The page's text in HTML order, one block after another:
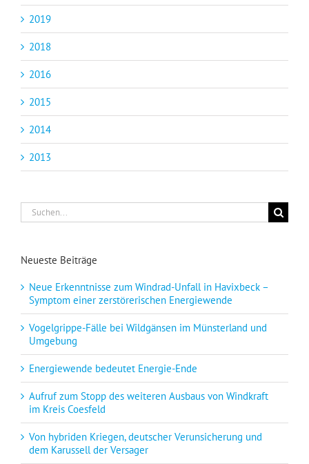
2019
2018
2016
2015
2014
2013
Suche
nach:
Neueste Beiträge
Neue Erkenntnisse zum Windrad-Unfall in Havixbeck –
Symptom einer zerstörerischen Energiewende
Vogelgrippe-Fälle bei Wildgänsen im Münsterland und
Umgebung
Energiewende bedeutet Energie-Ende
Aufruf zum Stopp des weiteren Ausbaus von Windkraft
im Kreis Coesfeld
Von hybriden Kriegen, deutscher Verunsicherung und
dem Karussell der Versager